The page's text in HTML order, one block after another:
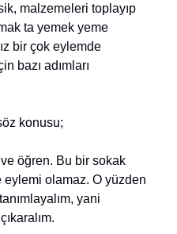
malzemeleri toplayıp
ta yemek yeme
bir çok eylemde
bazı adımları
konusu;
öğren. Bu bir sokak
eylemi olamaz. O yüzden
yani